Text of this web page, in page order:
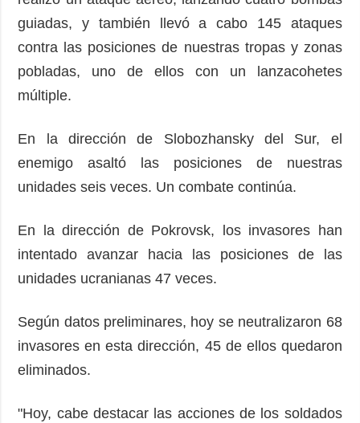
guiadas, y también llevó a cabo 145 ataques
contra las posiciones de nuestras tropas y zonas
pobladas, uno de ellos con un lanzacohetes
múltiple.
En la dirección de Slobozhansky del Sur, el
enemigo asaltó las posiciones de nuestras
unidades seis veces. Un combate continúa.
En la dirección de Pokrovsk, los invasores han
intentado avanzar hacia las posiciones de las
unidades ucranianas 47 veces.
Según datos preliminares, hoy se neutralizaron 68
invasores en esta dirección, 45 de ellos quedaron
eliminados.
"Hoy, cabe destacar las acciones de los soldados